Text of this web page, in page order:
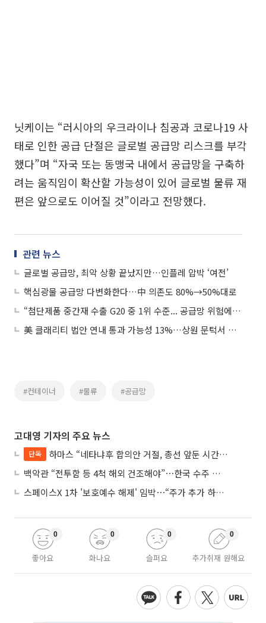
닛케이는 “러시아의 우크라이나 침공과 코로나19 사
태로 인한 공급 단절은 글로벌 공급망 리스크를 부각
했다”며 “자국 또는 동맹국 내에서 공급망을 구축하
려는 움직임이 확산할 가능성이 있어 글로벌 물류 재
편은 앞으로도 이어질 것”이라고 전망했다.
관련 뉴스
글로벌 공급망, 최악 상황 끝났지만…인플레 압박 ‘여전’
핵심광물 공급망 다변화한다…中 의존도 80%→50%대로
“첨단제품 중간재 수출 G20 중 1위 수준... 공급망 위험에 맨몸 노출”
美 클래리티 법안 연내 통과 가능성 13%…상원 문턱서 제동
#컨테이너 #물류 #공급망
고대영 기자의 주요 뉴스
단독
하마스 “네타냐후 합의안 거절, 총선 앞둔 시간 끌기”
백악관 “전투함 등 4척 해외 건조해야”⋯한국 수주 기대
스페이스X 1차 '보호예수 해제' 임박⋯“주가 추가 하락 가능성”
좋아요
0
화나요
0
슬퍼요
0
추가취재 원해요
0